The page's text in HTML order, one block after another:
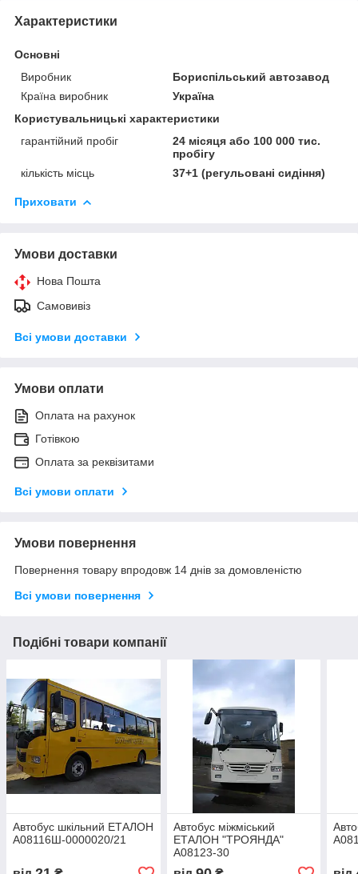
Характеристики
Основні
Виробник
Бориспільський автозавод
Країна виробник
Україна
Користувальницькі характеристики
гарантійний пробіг
24 місяця або 100 000 тис.
пробігу
кількість місць
37+1 (регульовані сидіння)
Приховати
Умови доставки
Нова Пошта
Самовивіз
Всі умови доставки
Умови оплати
Оплата на рахунок
Готівкою
Оплата за реквізитами
Всі умови оплати
Умови повернення
Повернення товару впродовж 14 днів за домовленістю
Всі умови повернення
Подібні товари компанії
Автобус шкільний ЕТАЛОН
А08116Ш-0000020/21
Автобус міжміський
ЕТАЛОН "ТРОЯНДА"
А08123-30